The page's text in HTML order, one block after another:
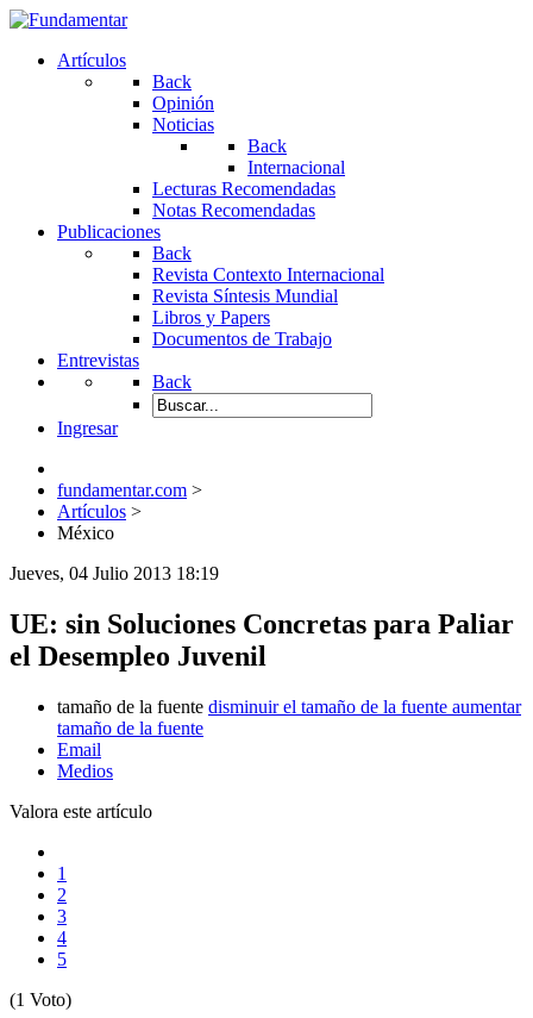
Artículos
Back
Opinión
Noticias
Back
Internacional
Lecturas Recomendadas
Notas Recomendadas
Publicaciones
Back
Revista Contexto Internacional
Revista Síntesis Mundial
Libros y Papers
Documentos de Trabajo
Entrevistas
Back
Ingresar
fundamentar.com >
Artículos >
México
Jueves, 04 Julio 2013 18:19
UE: sin Soluciones Concretas para Paliar
el Desempleo Juvenil
tamaño de la fuente disminuir el tamaño de la fuente aumentar
tamaño de la fuente
Email
Medios
Valora este artículo
1
2
3
4
5
(1 Voto)